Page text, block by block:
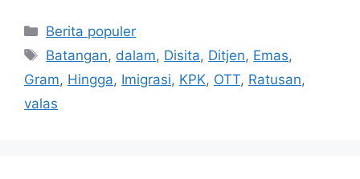
Kategori
Berita populer
Tag
Batangan, dalam, Disita, Ditjen, Emas,
Gram, Hingga, Imigrasi, KPK, OTT, Ratusan,
valas